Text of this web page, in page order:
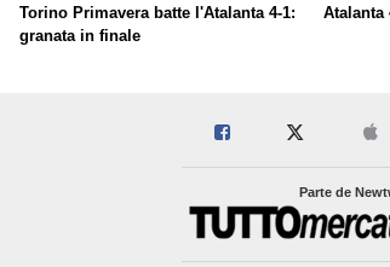
Torino Primavera batte l'Atalanta 4-1:
granata in finale
Atalanta
Parte de